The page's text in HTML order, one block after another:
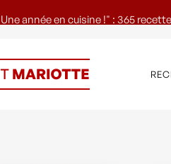
année en cuisine !" : 365